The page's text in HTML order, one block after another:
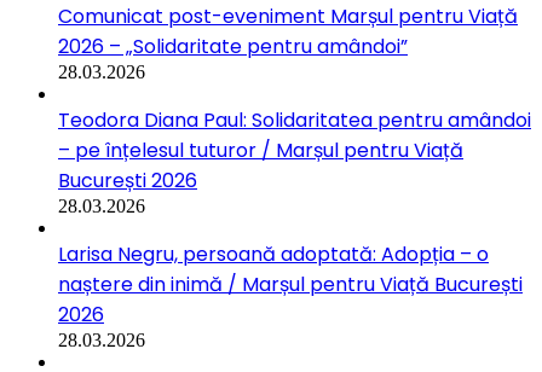
Comunicat post-eveniment Marșul pentru Viață
2026 – „Solidaritate pentru amândoi”
28.03.2026
Teodora Diana Paul: Solidaritatea pentru amândoi
– pe înțelesul tuturor / Marșul pentru Viață
București 2026
28.03.2026
Larisa Negru, persoană adoptată: Adopția – o
naștere din inimă / Marșul pentru Viață București
2026
28.03.2026